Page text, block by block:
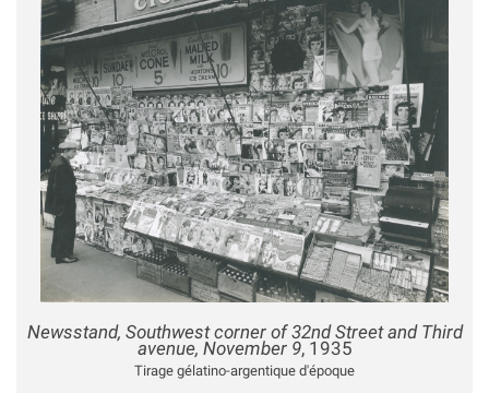
Newsstand, Southwest corner of 32nd Street and Third
avenue, November 9, 1935
Tirage gélatino-argentique d'époque